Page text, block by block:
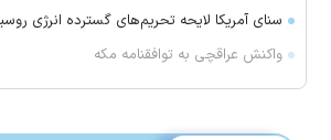
سنای آمریکا لایحه تحریم‌های گسترده انرژی
واکنش عراقچی به توافقنامه مکه